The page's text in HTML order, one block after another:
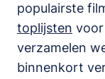
populairste
toplijsten
verzamelen
binnenkort